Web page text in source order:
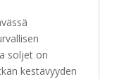
soljet on
kestävyyden